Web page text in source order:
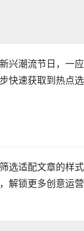
兴潮流节日，一
快速获取到热点选
选适配文章的样
解锁更多创意运